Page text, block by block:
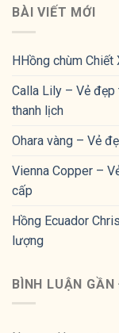
BÀI VIẾT MỚI
HHồng chùm
Calla Lily – Vẻ
thanh lịch
Ohara vàng – Vẻ
Vienna Copper –
cấp
Hồng Ecuador
lượng
BÌNH LUẬN GẦN